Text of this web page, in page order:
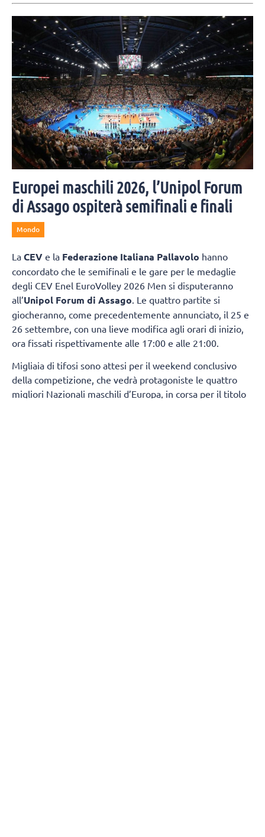
Europei maschili 2026, l’Unipol Forum
di Assago ospiterà semifinali e finali
Mondo
La CEV e la Federazione Italiana Pallavolo hanno
concordato che le semifinali e le gare per le medaglie
degli CEV Enel EuroVolley 2026 Men si disputeranno
all’Unipol Forum di Assago. Le quattro partite si
giocheranno, come precedentemente annunciato, il 25 e
26 settembre, con una lieve modifica agli orari di inizio,
ora fissati rispettivamente alle 17:00 e alle 21:00.
Migliaia di tifosi sono attesi per il weekend conclusivo
della competizione, che vedrà protagoniste le quattro
migliori Nazionali maschili d’Europa, in corsa per il titolo